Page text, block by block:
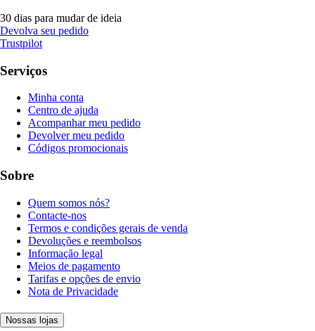
30 dias para mudar de ideia
Devolva seu pedido
Trustpilot
Serviços
Minha conta
Centro de ajuda
Acompanhar meu pedido
Devolver meu pedido
Códigos promocionais
Sobre
Quem somos nós?
Contacte-nos
Termos e condições gerais de venda
Devoluções e reembolsos
Informação legal
Meios de pagamento
Tarifas e opções de envio
Nota de Privacidade
Nossas lojas